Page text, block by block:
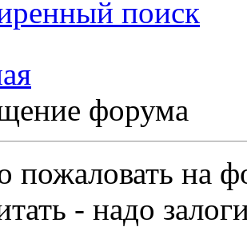
поиск
форума
пожаловать на
- надо